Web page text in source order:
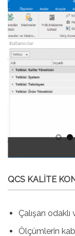
QCS KALITE
Çalışan odaklı
Ölçümlerin